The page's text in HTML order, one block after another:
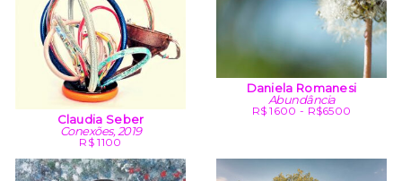
Claudia Seber
Conexões, 2019
R$ 1100
Daniela Romanesi
Abundância
R$ 1600 - R$6500